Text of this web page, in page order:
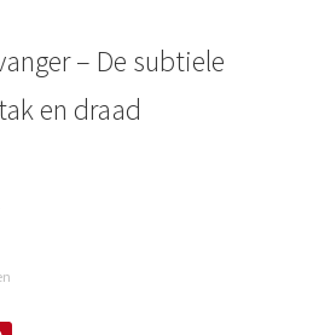
– De subtiele
en draad